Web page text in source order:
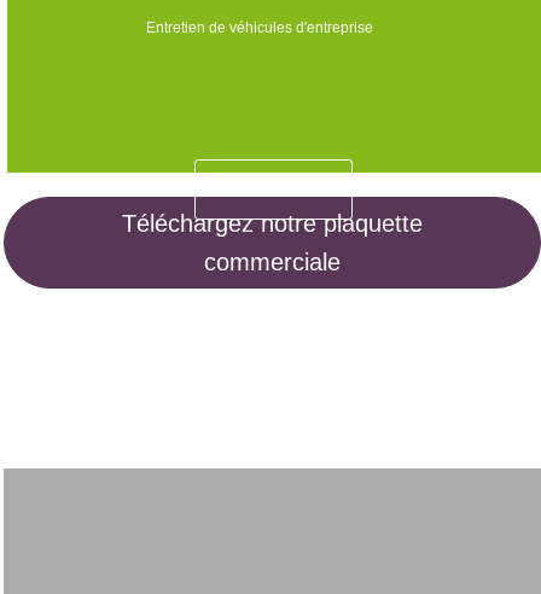
Entretien de véhicules d'entreprise
Téléchargez notre plaquette
commerciale